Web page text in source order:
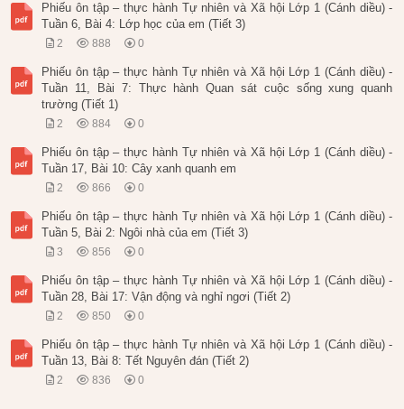
Phiếu ôn tập – thực hành Tự nhiên và Xã hội Lớp 1 (Cánh diều) -
Tuần 6, Bài 4: Lớp học của em (Tiết 3)
2 888 0
Phiếu ôn tập – thực hành Tự nhiên và Xã hội Lớp 1 (Cánh diều) -
Tuần 11, Bài 7: Thực hành Quan sát cuộc sống xung quanh
trường (Tiết 1)
2 884 0
Phiếu ôn tập – thực hành Tự nhiên và Xã hội Lớp 1 (Cánh diều) -
Tuần 17, Bài 10: Cây xanh quanh em
2 866 0
Phiếu ôn tập – thực hành Tự nhiên và Xã hội Lớp 1 (Cánh diều) -
Tuần 5, Bài 2: Ngôi nhà của em (Tiết 3)
3 856 0
Phiếu ôn tập – thực hành Tự nhiên và Xã hội Lớp 1 (Cánh diều) -
Tuần 28, Bài 17: Vận động và nghỉ ngơi (Tiết 2)
2 850 0
Phiếu ôn tập – thực hành Tự nhiên và Xã hội Lớp 1 (Cánh diều) -
Tuần 13, Bài 8: Tết Nguyên đán (Tiết 2)
2 836 0